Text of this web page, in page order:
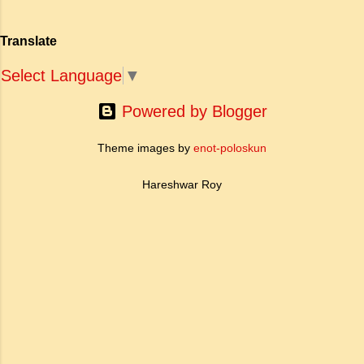
Translate
Select Language ▼
Powered by Blogger
Theme images by enot-poloskun
Hareshwar Roy